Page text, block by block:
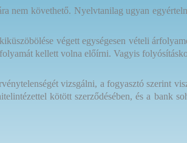
nem követhető. Nyelvtanilag ugyan
végett egységesen vételi
kellett volna előírni. Vagyis
vizsgálni, a fogyasztó szerint
kötött szerződésében, és a bank